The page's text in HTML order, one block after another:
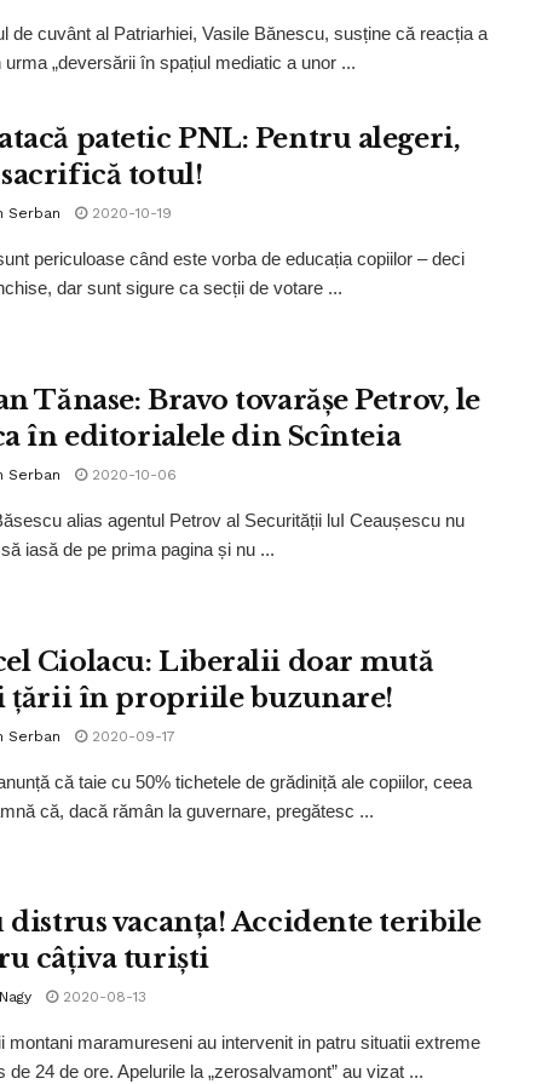
de cuvânt al Patriarhiei, Vasile Bănescu, susține că reacția a
urma „deversării în spațiul mediatic a unor ...
patetic PNL: Pentru alegeri,
totul!
Serban 2020-10-19
periculoase când este vorba de educația copiilor – deci
dar sunt sigure ca secții de votare ...
Tănase: Bravo tovarășe Petrov, le
în editorialele din Scînteia
Serban 2020-10-06
alias agentul Petrov al Securității luI Ceaușescu nu
iasă de pe prima pagina și nu ...
Ciolacu: Liberalii doar mută
țării în propriile buzunare!
Serban 2020-09-17
că taie cu 50% tichetele de grădiniță ale copiilor, ceea
că, dacă rămân la guvernare, pregătesc ...
distrus vacanța! Accidente teribile
câțiva turiști
2020-08-13
montani maramureseni au intervenit in patru situatii extreme
de 24 de ore. Apelurile la „zerosalvamont” au vizat ...